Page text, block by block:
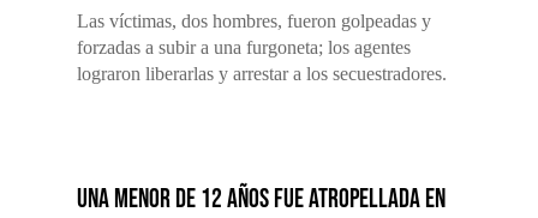
Las víctimas, dos hombres, fueron golpeadas y
forzadas a subir a una furgoneta; los agentes
lograron liberarlas y arrestar a los secuestradores.
Una menor de 12 años fue atropellada en